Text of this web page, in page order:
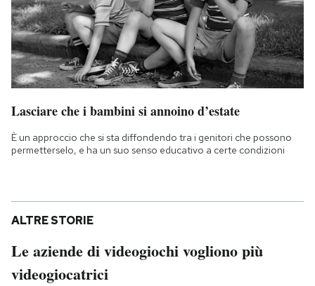
Lasciare che i bambini si annoino d’estate
È un approccio che si sta diffondendo tra i genitori che possono
permetterselo, e ha un suo senso educativo a certe condizioni
ALTRE STORIE
Le aziende di videogiochi vogliono più
videogiocatrici